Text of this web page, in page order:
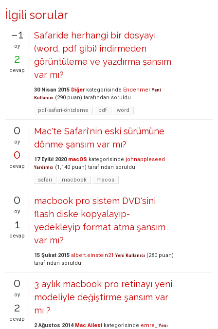
İlgili sorular
–1
oy
2
cevap
Safaride herhangi bir dosyayı
(word, pdf gibi) indirmeden
görüntüleme ve yazdırma şansım
var mı?
30 Nisan 2015 Diğerkategorisinde Endenmer Yeni
Kullanıcı (290 puan) tarafından soruldu
pdf-safari-önizleme
pdf word
0
oy
0
cevap
Mac'te Safari'nin eski sürümüne
dönme şansım var mı?
17 Eylül 2020 macOS kategorisinde johnappleseed
Yardımcı (1,140 puan) tarafından soruldu
safari
macbook macos
0
oy
1
cevap
macbook pro sistem DVD'sini
flash diske kopyalayıp-
yedekleyip format atma şansım
var mı?
15 Şubat 2015 albert.einstein21 Yeni Kullanıcı (280 puan)
tarafından soruldu
0
oy
2
cevap
3 aylık macbook pro retinayı yeni
modeliyle değiştirme şansım var
mı ?
2 Ağustos 2014 Mac Ailesi kategorisinde emre_
Yeni